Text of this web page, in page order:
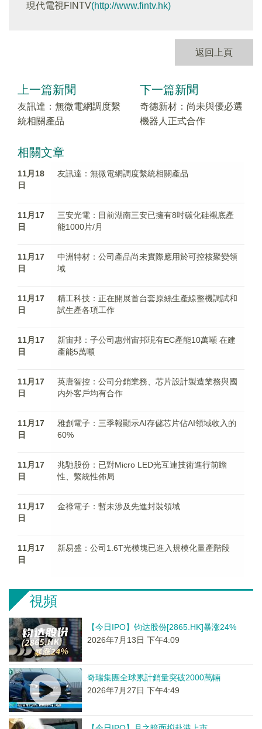
現代電視FINTV(http://www.fintv.hk)
返回上頁
上一篇新聞
友訊達：無微電網調度繫
統相關產品
下一篇新聞
奇德新材：尚未與優必選
機器人正式合作
相關文章
11月18
日
友訊達：無微電網調度繫統相關產品
11月17
日
三安光電：目前湖南三安已擁有8吋碳化硅襯底產
能1000片/月
11月17
日
中洲特材：公司產品尚未實際應用於可控核聚變領
域
11月17
日
精工科技：正在開展首台套原絲生產線整機調試和
試生產各項工作
11月17
日
新宙邦：子公司惠州宙邦現有EC產能10萬噸 在建
產能5萬噸
11月17
日
英唐智控：公司分銷業務、芯片設計製造業務與國
内外客戶均有合作
11月17
日
雅創電子：三季報顯示AI存儲芯片佔AI領域收入的
60%
11月17
日
兆馳股份：已對Micro LED光互連技術進行前瞻
性、繫統性佈局
11月17
日
金祿電子：暫未涉及先進封裝領域
11月17
日
新易盛：公司1.6T光模塊已進入規模化量產階段
視頻
【今日IPO】钧达股份[2865.HK]暴涨24%
2026年7月13日 下午4:09
奇瑞集團全球累計銷量突破2000萬輛
2026年7月27日 下午4:49